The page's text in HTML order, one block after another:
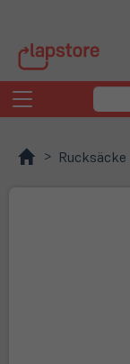
Toggle
navigation
Rucksäcke